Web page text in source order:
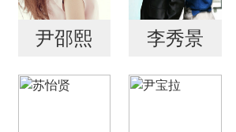
尹邵熙 李秀景